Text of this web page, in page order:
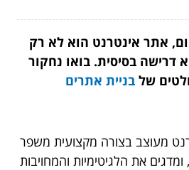
אתר אינטרנט הוא לא רק
דרישה בסיסית. בואו נחקור
בניית אתרים
מעוצב בצורה מקצועית משפר
את הלגיטימיות והמחויבות